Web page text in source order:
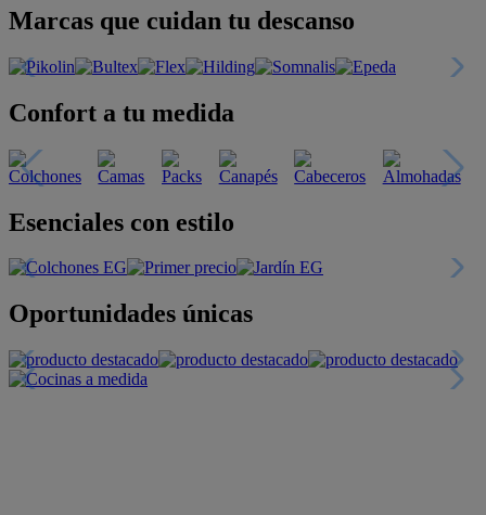
Marcas que cuidan tu descanso
Confort a tu medida
Esenciales con estilo
Oportunidades únicas